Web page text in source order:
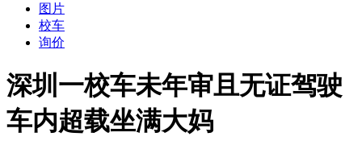
图片
校车
询价
深圳一校车未年审且无证驾驶
车内超载坐满大妈